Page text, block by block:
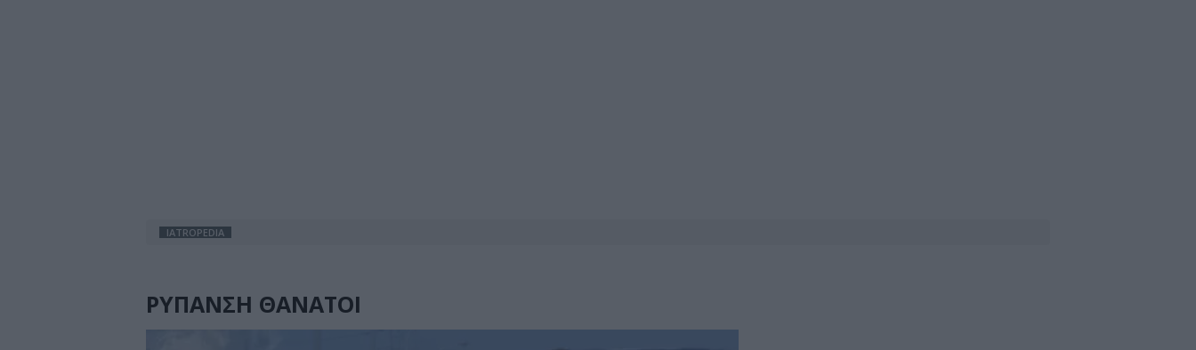
IATROPEDIA
ΡΥΠΑΝΣΗ ΘΑΝΑΤΟΙ